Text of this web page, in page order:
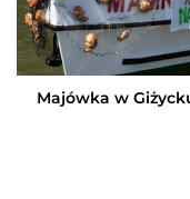
Majówka w